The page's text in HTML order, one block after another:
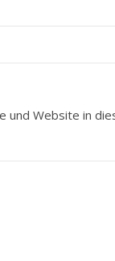
und Website in